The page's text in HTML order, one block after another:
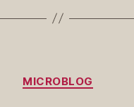
Kategorien
MICROBLOG